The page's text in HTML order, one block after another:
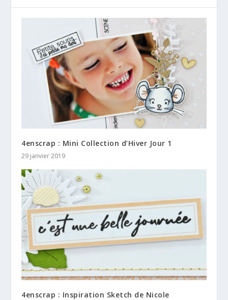
4enscrap : Mini Collection d’Hiver Jour 1
29 janvier 2019
4enscrap : Inspiration Sketch de Nicole